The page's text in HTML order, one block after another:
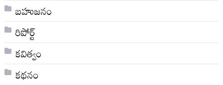
బహుజనం
రిపోర్ట్
కవిత్వం
కథనం